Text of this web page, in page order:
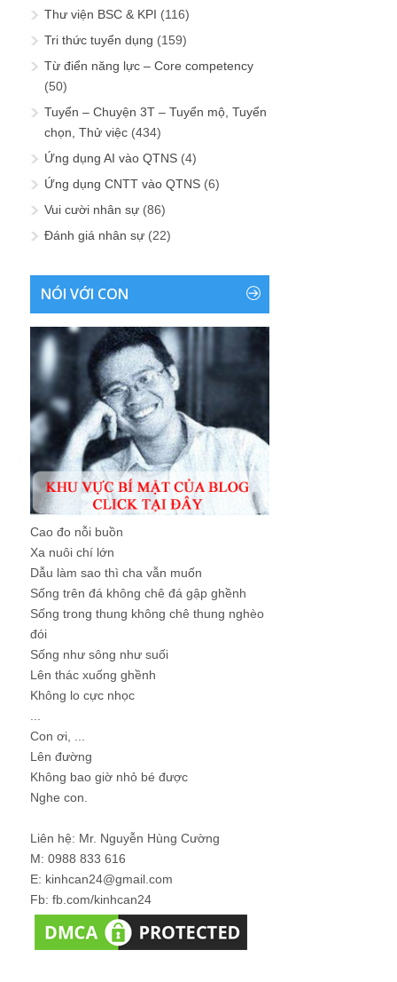
Thư viện BSC & KPI (116)
Tri thức tuyển dụng (159)
Từ điển năng lực – Core competency
(50)
Tuyển – Chuyện 3T – Tuyển mộ, Tuyển
chọn, Thử việc (434)
Ứng dụng AI vào QTNS (4)
Ứng dụng CNTT vào QTNS (6)
Vui cười nhân sự (86)
Đánh giá nhân sự (22)
NÓI VỚI CON
Cao đo nỗi buồn
Xa nuôi chí lớn
Dẫu làm sao thì cha vẫn muốn
Sống trên đá không chê đá gập ghềnh
Sống trong thung không chê thung nghèo
đói
Sống như sông như suối
Lên thác xuống ghềnh
Không lo cực nhọc
...
Con ơi, ...
Lên đường
Không bao giờ nhỏ bé được
Nghe con.
Liên hệ: Mr. Nguyễn Hùng Cường
M: 0988 833 616
E: kinhcan24@gmail.com
Fb: fb.com/kinhcan24